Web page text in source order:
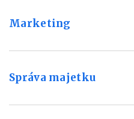
Marketing
Správa majetku